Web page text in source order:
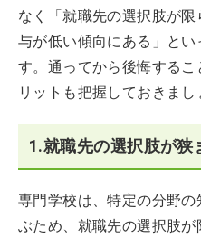
なく「就職先の選択肢が
与が低い傾向にある」とい
す。通ってから後悔する
リットも把握しておきまし
1.就職先の選択肢が狭
専門学校は、特定の分野
ぶため、就職先の選択肢が